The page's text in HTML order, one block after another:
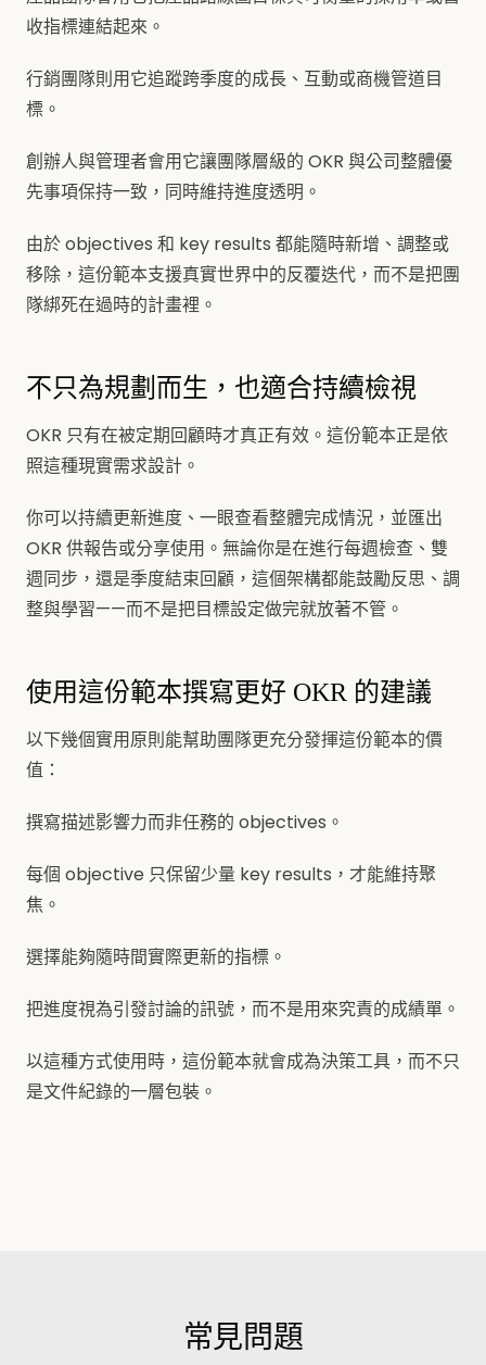
收指標連結起來。
行銷團隊則用它追蹤跨季度的成長、互動或商機管道目
標。
創辦人與管理者會用它讓團隊層級的 OKR 與公司整體優
先事項保持一致，同時維持進度透明。
由於 objectives 和 key results 都能隨時新增、調整或
移除，這份範本支援真實世界中的反覆迭代，而不是把團
隊綁死在過時的計畫裡。
不只為規劃而生，也適合持續檢視
OKR 只有在被定期回顧時才真正有效。這份範本正是依
照這種現實需求設計。
你可以持續更新進度、一眼查看整體完成情況，並匯出
OKR 供報告或分享使用。無論你是在進行每週檢查、雙
週同步，還是季度結束回顧，這個架構都能鼓勵反思、調
整與學習——而不是把目標設定做完就放著不管。
使用這份範本撰寫更好 OKR 的建議
以下幾個實用原則能幫助團隊更充分發揮這份範本的價
值：
撰寫描述影響力而非任務的 objectives。
每個 objective 只保留少量 key results，才能維持聚
焦。
選擇能夠隨時間實際更新的指標。
把進度視為引發討論的訊號，而不是用來究責的成績單。
以這種方式使用時，這份範本就會成為決策工具，而不只
是文件紀錄的一層包裝。
常見問題